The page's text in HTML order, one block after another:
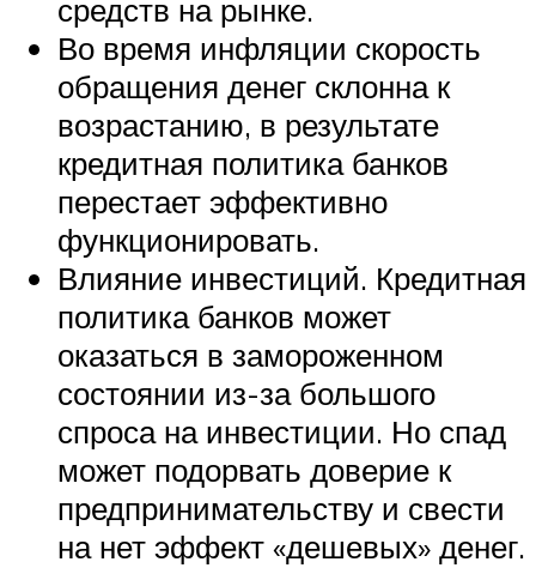
средств на рынке.
Во время инфляции скорость
обращения денег склонна к
возрастанию, в результате
кредитная политика банков
перестает эффективно
функционировать.
Влияние инвестиций. Кредитная
политика банков может
оказаться в замороженном
состоянии из-за большого
спроса на инвестиции. Но спад
может подорвать доверие к
предпринимательству и свести
на нет эффект «дешевых» денег.